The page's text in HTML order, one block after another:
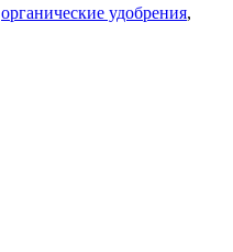
органические удобрения,